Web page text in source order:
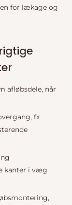
for lækage og
afløbsdele, når
fx
kanter i væg